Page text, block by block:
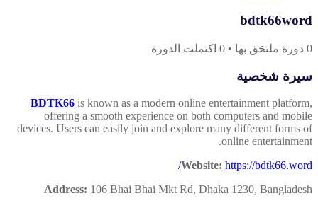
bdtk66word
0 دورة ملتحَق بها •
0 اكتملت الدورة
سيرة شخصية
BDTK66 is known as a modern online entertainment platform,
offering a smooth experience on both computers and mobile
devices. Users can easily join and explore many different forms of
online entertainment.
Website: https://bdtk66.word/
Address: 106 Bhai Bhai Mkt Rd, Dhaka 1230, Bangladesh